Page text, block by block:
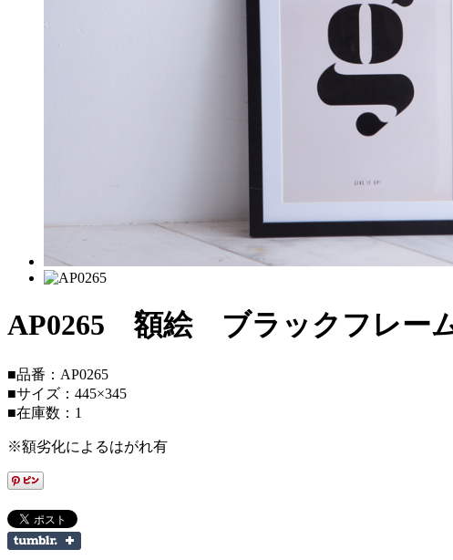
AP0265 額絵 ブラックフレー
■品番：AP0265
■サイズ：445×345
■在庫数：1
※額劣化によるはがれ有